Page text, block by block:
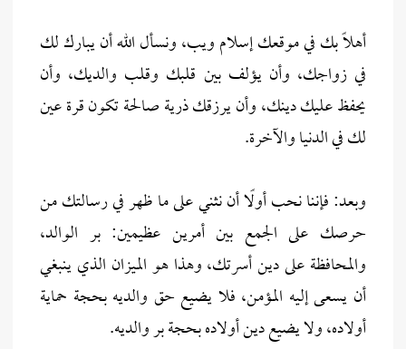
أهلًا بك في موقعك إسلام ويب، ونسأل الله أن يبارك لك
في زواجك، وأن يؤلف بين قلبك وقلب والديك، وأن
يحفظ عليك دينك، وأن يرزقك ذرية صالحة تكون قرة عين
لك في الدنيا والآخرة.
وبعد: فإننا نحب أولًا أن نثني على ما ظهر في رسالتك من
حرصك على الجمع بين أمرين عظيمين: بر الوالد،
والمحافظة على دين أسرتك، وهذا هو الميزان الذي ينبغي
أن يسعى إليه المؤمن، فلا يضيع حق والديه بحجة حماية
أولاده، ولا يضيع دين أولاده بحجة بر والديه.